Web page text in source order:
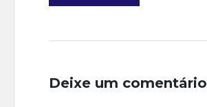
Deixe um comentário